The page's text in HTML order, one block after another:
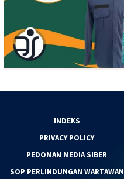
INDEKS
PRIVACY POLICY
PEDOMAN MEDIA SIBER
SOP PERLINDUNGAN WARTAWAN